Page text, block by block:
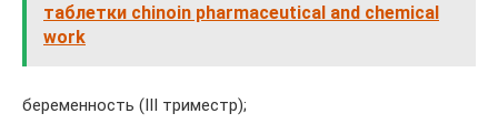
таблетки chinoin pharmaceutical and chemical
work
беременность (III триместр);